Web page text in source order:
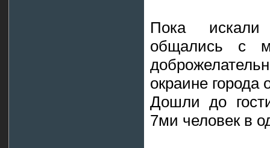
Пока искали
общались с
окраине города
Дошли до
7ми человек в